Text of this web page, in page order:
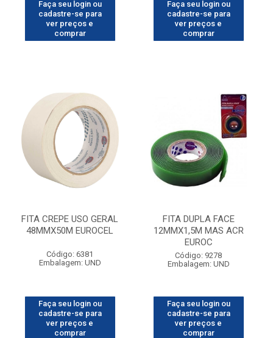
Faça seu login ou
cadastre-se para
ver preços e
comprar
Faça seu login ou
cadastre-se para
ver preços e
comprar
FITA CREPE USO GERAL
48MMX50M EUROCEL
Código: 6381
Embalagem: UND
Faça seu login ou
cadastre-se para
ver preços e
comprar
FITA DUPLA FACE
12MMX1,5M MAS ACR
EUROC
Código: 9278
Embalagem: UND
Faça seu login ou
cadastre-se para
ver preços e
comprar